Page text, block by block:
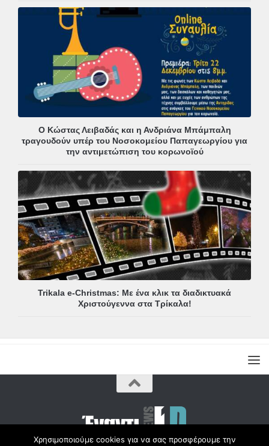
Ο Κώστας Λειβαδάς και η Ανδριάνα Μπάμπαλη
τραγουδούν υπέρ του Νοσοκομείου Παπαγεωργίου για
την αντιμετώπιση του κορωνοϊού
Trikala e-Christmas: Με ένα κλικ τα διαδικτυακά
Χριστούγεννα στα Τρίκαλα!
Χρησιμοποιούμε cookies για να σας προσφέρουμε την